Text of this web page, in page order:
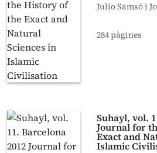
Julio Samsó i
284 pàgines
Suhayl, vol.
Journal for
Exact and
Islamic